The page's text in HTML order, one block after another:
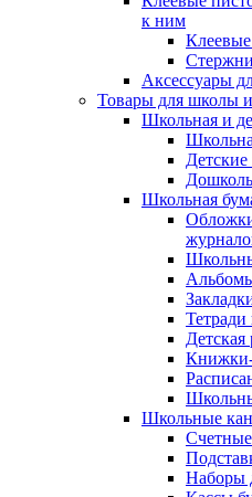
к ним
Аксессуары
Товары для школы
Школьная и
Детские
Школьная
Детская
Школьные
Наборы